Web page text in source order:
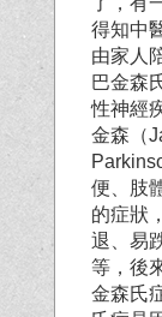
得知中
由家人
巴金森
性神經
金森（
便、肢
的症狀
退、易
等，後
金森氏